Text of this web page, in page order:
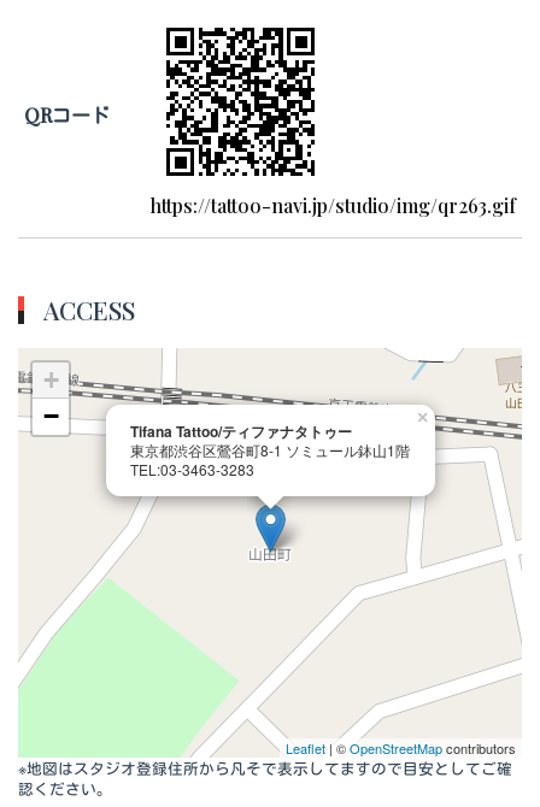
QRコード
https://tattoo-navi.jp/studio/img/qr263.gif
ACCESS
Tifana Tattoo/ティファナタトゥー
東京都渋谷区鶯谷町8-1 ソミュール鉢山1階
TEL:03-3463-3283
×
+
−
Leaflet | ©OpenStreetMapcontributors
※地図はスタジオ登録住所から凡そで表示してますので目安としてご確
認ください。